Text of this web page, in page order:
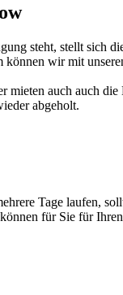
steht, stellt sich
wir mit
mieten auch auch
abgeholt.
Tage laufen,
für Sie für